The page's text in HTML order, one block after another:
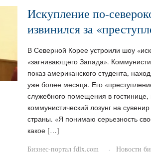
Искупление по-
извинился за
В Северной Корее устроили шоу
«загнивающего Запада».
показ американского студента,
уже более месяца. Его
служебного помещения в гостинице,
коммунистический лозунг на
страны. «Я понимаю серьезность
какое […]
Бизнес-портал fdlx.com
· Новости